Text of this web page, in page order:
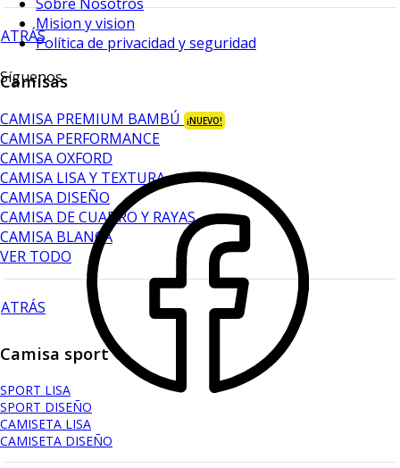
ATRÁS
Camisas
CAMISA PREMIUM BAMBÚ ¡NUEVO!
CAMISA PERFORMANCE
CAMISA OXFORD
CAMISA LISA Y TEXTURA
CAMISA DISEÑO
CAMISA DE CUADRO Y RAYAS
CAMISA BLANCA
VER TODO
ATRÁS
Camisa sport
SPORT LISA
SPORT DISEÑO
CAMISETA LISA
CAMISETA DISEÑO
Mision y vision
Política de privacidad y seguridad
Síguenos